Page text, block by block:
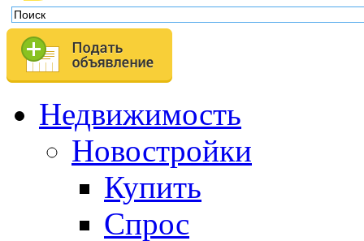
Недвижимость
Новостройки
Купить
Спрос